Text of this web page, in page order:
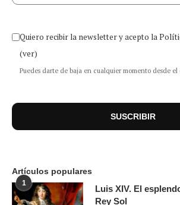
Quiero recibir la newsletter y acepto la
(ver)
Puedes darte de baja en cualquier momento desde
Artículos populares
1
Luis XIV. El
Rey Sol